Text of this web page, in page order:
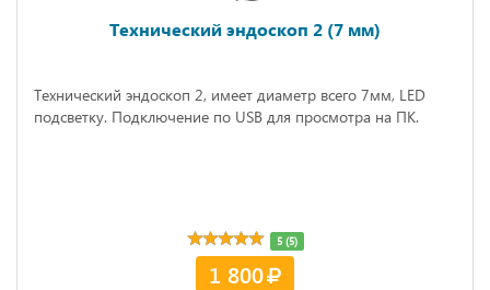
Технический эндоскоп 2 (7 мм)
Технический эндоскоп 2, имеет диаметр всего 7мм, LED
подсветку. Подключение по USB для просмотра на ПК.
5 (5)
1 800